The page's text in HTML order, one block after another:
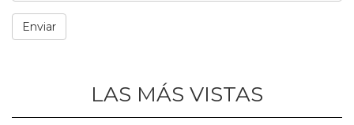
LAS MÁS VISTAS